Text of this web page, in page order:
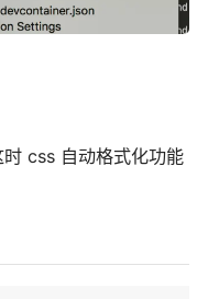
css 自动格式化功能